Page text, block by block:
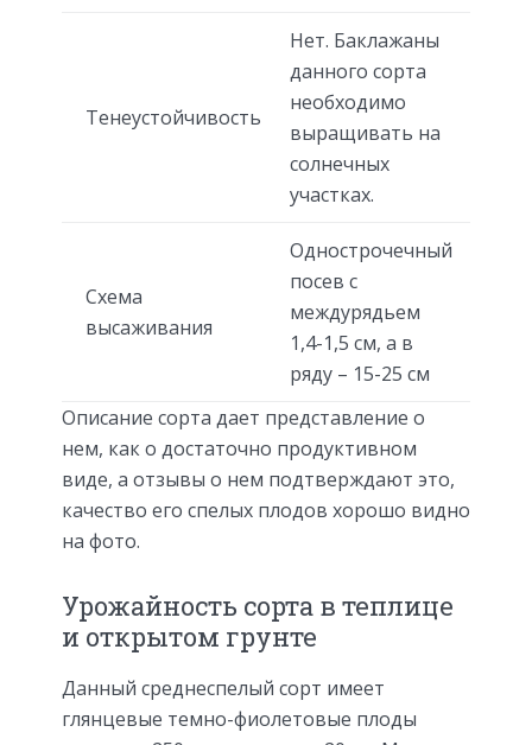
Тенеустойчивость
Нет. Баклажаны
данного сорта
необходимо
выращивать на
солнечных
участках.
Схема
высаживания
Однострочечный
посев с
междурядьем
1,4-1,5 см, а в
ряду – 15-25 см
Описание сорта дает представление о
нем, как о достаточно продуктивном
виде, а отзывы о нем подтверждают это,
качество его спелых плодов хорошо видно
на фото.
Урожайность сорта в теплице
и открытом грунте
Данный среднеспелый сорт имеет
глянцевые темно-фиолетовые плоды